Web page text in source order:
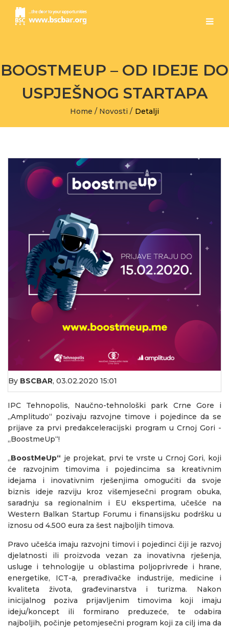
BOOSTMEUP – OD IDEJE DO
USPJEŠNOG STARTAPA
Home / Novosti / Detalji
By BSCBAR, 03.02.2020 15:01
IPC Tehnopolis, Naučno-tehnološki park Crne Gore i
„Amplitudo“ pozivaju razvojne timove i pojedince da se
prijave za prvi predakceleracijski program u Crnoj Gori -
„BoostmeUp“!
„BoostMeUp“ je projekat, prvi te vrste u Crnoj Gori, koji
će razvojnim timovima i pojedincima sa kreativnim
idejama i inovativnim rješenjima omogućiti da svoje
biznis ideje razviju kroz višemjesečni program obuka,
saradnju sa regionalnim i EU ekspertima, učešće na
Western Balkan Startup Forumu i finansijsku podršku u
iznosu od 4.500 eura za šest najboljih timova.
Pravo učešća imaju razvojni timovi i pojedinci čiji je razvoj
djelatnosti ili proizvoda vezan za inovativna rješenja,
usluge i tehnologije u oblastima poljoprivrede i hrane,
energetike, ICT-a, prerađivačke industrije, medicine i
kvaliteta života, građevinarstva i turizma. Nakon
inicijalnog poziva prijavljenim timovima koji imaju
ideju/koncept ili formirano preduzeće, te odabira
najboljih, počinje petomjesečni program koji za cilj ima da